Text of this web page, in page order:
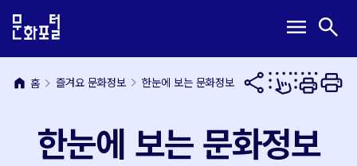
문
내
용
메
뉴
바
메
열
기
menu 검
열
기
search
home 홈 즐겨요 문화정보 한눈에 보는 문화정보
한눈에 보는 문화정보